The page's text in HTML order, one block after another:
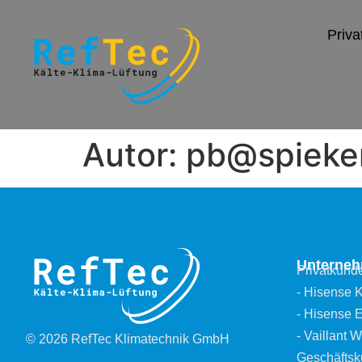
Autor:
© 2026 RefTec Klimatechnik GmbH
- Hisense
- Hisense
- Vaillant